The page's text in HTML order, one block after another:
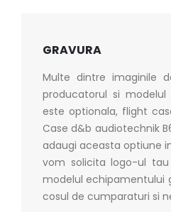
GRAVURA
Multe dintre imaginile
producatorul si
este optionala, flight
Case d&b audiotechnik
adaugi aceasta optiune
vom solicita logo-ul
modelul echipamentului
cosul de cumparaturi si